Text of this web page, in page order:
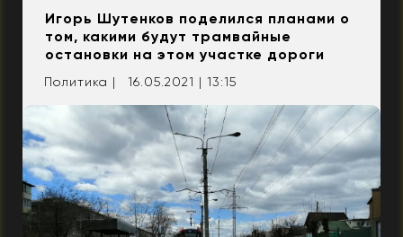
Игорь Шутенков поделился планами о
том, какими будут трамвайные
остановки на этом участке дороги
Политика | 16.05.2021 | 13:15